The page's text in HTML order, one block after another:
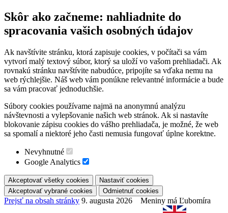
Skôr ako začneme: nahliadnite do
spracovania vašich osobných údajov
Ak navštívite stránku, ktorá zapisuje cookies, v počítači sa vám
vytvorí malý textový súbor, ktorý sa uloží vo vašom prehliadači. Ak
rovnakú stránku navštívite nabudúce, pripojíte sa vďaka nemu na
web rýchlejšie. Náš web vám ponúkne relevantné informácie a bude
sa vám pracovať jednoduchšie.
Súbory cookies používame najmä na anonymnú analýzu
návštevnosti a vylepšovanie našich web stránok. Ak si nastavíte
blokovanie zápisu cookies do vášho prehliadača, je možné, že web
sa spomalí a niektoré jeho časti nemusia fungovať úplne korektne.
Nevyhnutné
Google Analytics
Prejsť na obsah stránky 9. augusta 2026 Meniny má Ľubomíra